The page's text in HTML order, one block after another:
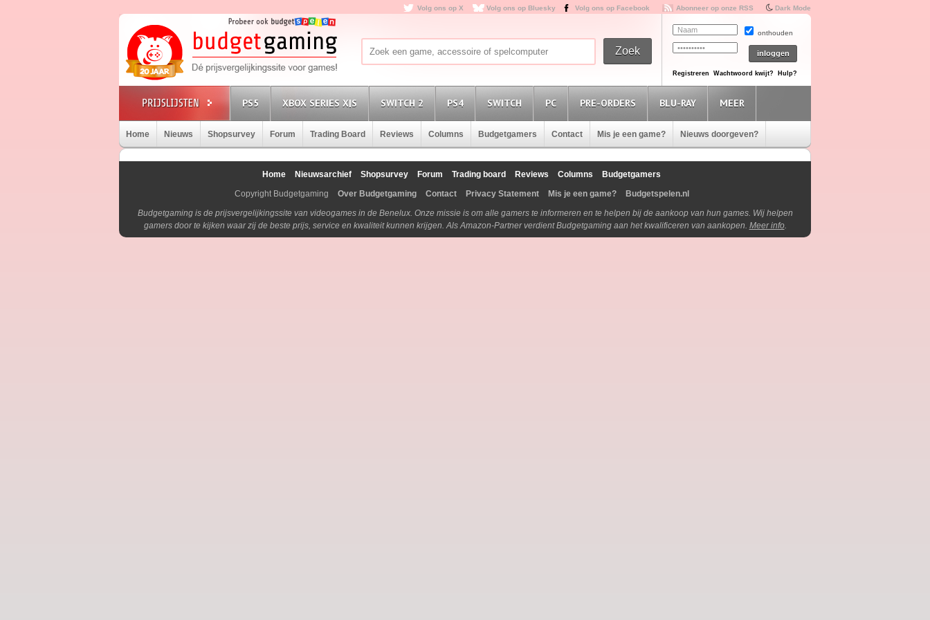
Volg ons op X Volg ons op Bluesky Volg ons op Facebook Abonneer op onze RSS Dark Mode
onthouden
Registreren Wachtwoord kwijt? Hulp?
PS5 XBOX SERIES X|S SWITCH 2 PS4 SWITCH PC PRE-ORDERS BLU-RAY MEER
Home Nieuws Shopsurvey Forum Trading Board Reviews Columns Budgetgamers Contact Mis je een game? Nieuws doorgeven?
Home Nieuwsarchief Shopsurvey Forum Trading board Reviews Columns
Budgetgamers
Copyright Budgetgaming
Over Budgetgaming Contact Privacy Statement Mis je een game?
Budgetspelen.nl
Budgetgaming is de prijsvergelijkingssite van videogames in de Benelux. Onze missie is om alle gamers te informeren en te helpen bij de aankoop van hun games. Wij helpen
gamers door te kijken waar zij de beste prijs, service en kwaliteit kunnen krijgen. Als Amazon-Partner verdient Budgetgaming aan het kwalificeren van aankopen. Meer info.